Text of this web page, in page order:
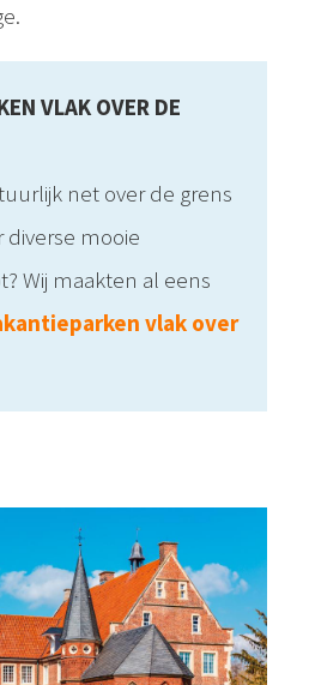
VLAK OVER DE
net over de grens
diverse mooie
Wij maakten al eens
vlak over